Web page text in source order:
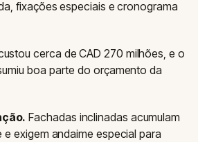
fixações especiais e cronograma
cerca de CAD 270 milhões, e o
boa parte do orçamento da
Fachadas inclinadas acumulam
e exigem andaime especial para